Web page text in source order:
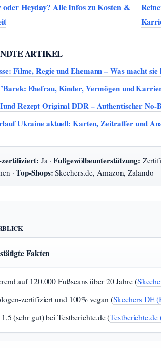
oder Heyday? Alle Infos zu Kosten &
ARTIKEL
Filme, Regie und Ehemann – Was macht sie
Ehefrau, Kinder, Vermögen und
Rezept Original DDR – Authentischer No-
Ukraine aktuell: Karten, Zeitraffer und
zertifiziert: Ja ·Fußgewölbeunterstützung:
·Top-Shops: Skechers.de, Amazon, Zalando
Fakten
auf 120.000 Fußscans über 20 Jahre (
zertifiziert und 100% vegan (Skechers DE
(sehr gut) bei Testberichte.de (Testberichte.de